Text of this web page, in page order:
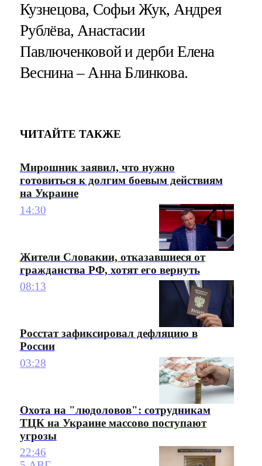
Кузнецова, Софьи Жук, Андрея
Рублёва, Анастасии
Павлюченковой и дерби Елена
Веснина – Анна Блинкова.
ЧИТАЙТЕ ТАКЖЕ
Мирошник заявил, что нужно
готовиться к долгим боевым действиям
на Украине
14:30
Жители Словакии, отказавшиеся от
гражданства РФ, хотят его вернуть
08:13
Росстат зафиксировал дефляцию в
России
03:28
Охота на "людоловов": сотрудникам
ТЦК на Украине массово поступают
угрозы
22:46